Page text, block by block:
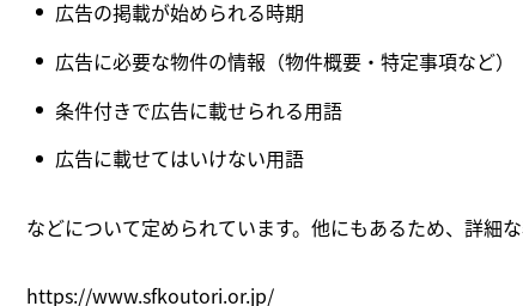
広告の掲載が始められる時期
広告に必要な物件の情報（物件概要・特定事項など）
条件付きで広告に載せられる用語
広告に載せてはいけない用語
などについて定められています。他にもあるため、詳細
https://www.sfkoutori.or.jp/